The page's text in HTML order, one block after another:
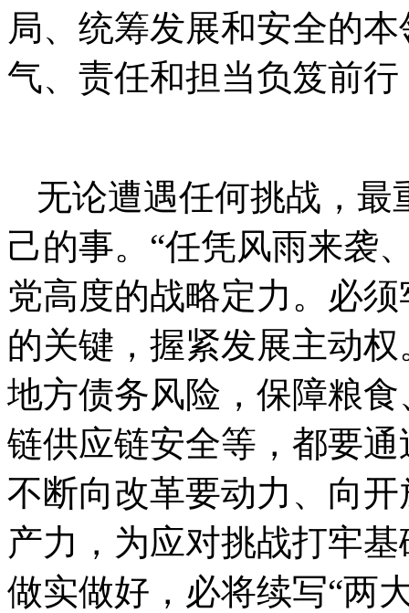
局、统筹发展和安全的
气、责任和担当负笈前
无论遭遇任何挑战，
己的事。“任凭风雨来袭
党高度的战略定力。必
的关键，握紧发展主动
地方债务风险，保障粮
链供应链安全等，都要
不断向改革要动力、向
产力，为应对挑战打牢
做实做好，必将续写“两